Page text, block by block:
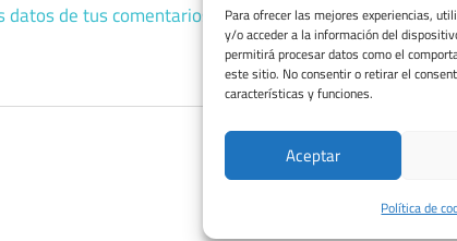
Para ofrecer las mejores experiencias,
y/o acceder a la información del
permitirá procesar datos como el
este sitio. No consentir o retirar el
características y funciones.
Aceptar
Política de
de tus comentarios.